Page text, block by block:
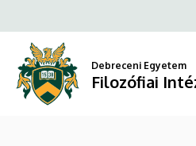
Trembeczki
István
Zsolt
a
tartalomra
Debreceni Egyetem
Filozófiai